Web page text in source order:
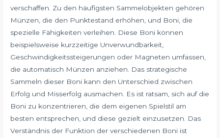
verschaffen. Zu den häufigsten Sammelobjekten gehören
Münzen, die den Punktestand erhöhen, und Boni, die
spezielle Fähigkeiten verleihen. Diese Boni können
beispielsweise kurzzeitige Unverwundbarkeit,
Geschwindigkeitssteigerungen oder Magneten umfassen,
die automatisch Münzen anziehen. Das strategische
Sammeln dieser Boni kann den Unterschied zwischen
Erfolg und Misserfolg ausmachen. Es ist ratsam, sich auf die
Boni zu konzentrieren, die dem eigenen Spielstil am
besten entsprechen, und diese gezielt einzusetzen. Das
Verständnis der Funktion der verschiedenen Boni ist